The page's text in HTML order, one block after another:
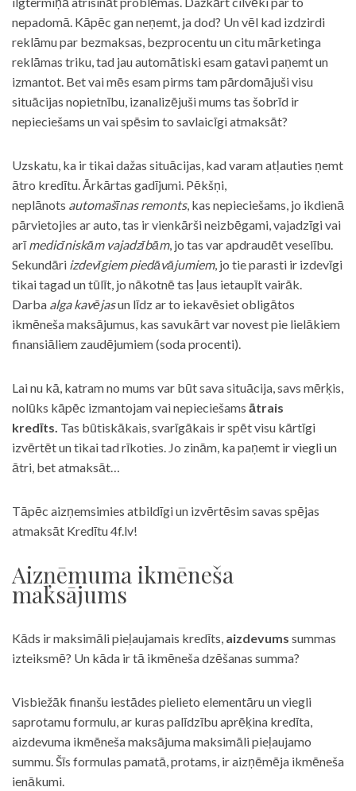
nepadomā. Kāpēc gan neņemt, ja dod? Un vēl kad izdzirdi
reklāmu par bezmaksas, bezprocentu un citu mārketinga
reklāmas triku, tad jau automātiski esam gatavi paņemt un
izmantot. Bet vai mēs esam pirms tam pārdomājuši visu
situācijas nopietnību, izanalizējuši mums tas šobrīd ir
nepieciešams un vai spēsim to savlaicīgi atmaksāt?
Uzskatu, ka ir tikai dažas situācijas, kad varam atļauties ņemt
ātro kredītu. Ārkārtas gadījumi. Pēkšņi,
neplānots automašīnas remonts, kas nepieciešams, jo ikdienā
pārvietojies ar auto, tas ir vienkārši neizbēgami, vajadzīgi vai
arīmedicīniskām vajadzībām, jo tas var apdraudēt veselību.
Sekundāri izdevīgiem piedāvājumiem, jo tie parasti ir izdevīgi
tikai tagad un tūlīt, jo nākotnē tas ļaus ietaupīt vairāk.
Darba alga kavējasun līdz ar to iekavēsiet obligātos
ikmēneša maksājumus, kas savukārt var novest pie lielākiem
finansiāliem zaudējumiem (soda procenti).
Lai nu kā, katram no mums var būt sava situācija, savs mērķis,
nolūks kāpēc izmantojam vai nepieciešams ātrais
kredīts. Tas būtiskākais, svarīgākais ir spēt visu kārtīgi
izvērtēt un tikai tad rīkoties. Jo zinām, ka paņemt ir viegli un
ātri, bet atmaksāt…
Tāpēc aizņemsimies atbildīgi un izvērtēsim savas spējas
atmaksāt Kredītu 4f.lv!
Aizņēmuma ikmēneša
maksājums
Kāds ir maksimāli pieļaujamais kredīts, aizdevums summas
izteiksmē? Un kāda ir tā ikmēneša dzēšanas summa?
Visbiežāk finanšu iestādes pielieto elementāru un viegli
saprotamu formulu, ar kuras palīdzību aprēķina kredīta,
aizdevuma ikmēneša maksājuma maksimāli pieļaujamo
summu. Šīs formulas pamatā, protams, ir aizņēmēja ikmēneša
ienākumi.